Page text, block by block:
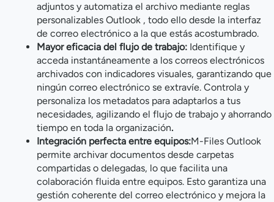
adjuntos y automatiza el archivo mediante reglas
personalizables Outlook , todo ello desde la interfaz
de correo electrónico a la que estás acostumbrado.
Mayor eficacia del flujo de trabajo: Identifique y
acceda instantáneamente a los correos electrónicos
archivados con indicadores visuales, garantizando que
ningún correo electrónico se extravíe. Controla y
personaliza los metadatos para adaptarlos a tus
necesidades, agilizando el flujo de trabajo y ahorrando
tiempo en toda la organización.
Integración perfecta entre equipos:M-Files Outlook
permite archivar documentos desde carpetas
compartidas o delegadas, lo que facilita una
colaboración fluida entre equipos. Esto garantiza una
gestión coherente del correo electrónico y mejora la